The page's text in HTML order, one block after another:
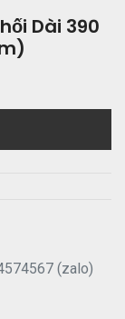
Dài 390
(zalo)